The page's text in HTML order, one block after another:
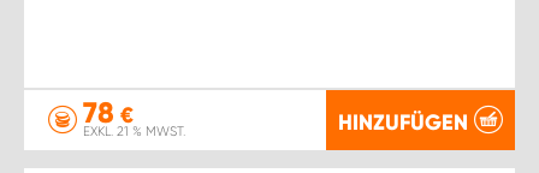
78 €
EXKL. 21 % MWST. HINZUFÜGEN